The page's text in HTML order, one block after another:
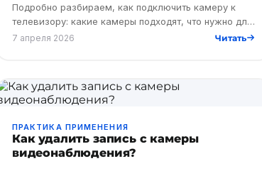
Подробно разбираем, как подключить камеру к
телевизору: какие камеры подходят, что нужно для
подключения и как подключить уличную камеру
7 апреля 2026 Читать
ПРАКТИКА ПРИМЕНЕНИЯ
Как удалить запись с камеры
видеонаблюдения?